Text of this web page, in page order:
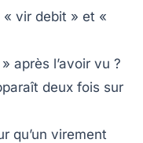
vir debit » et «
après l’avoir vu ?
deux fois sur
qu’un virement